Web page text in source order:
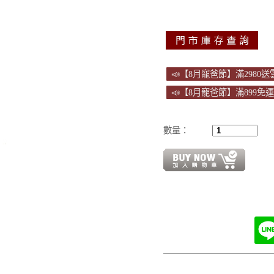
📣【8月寵爸節】滿2980
📣【8月寵爸節】滿899免
數量：